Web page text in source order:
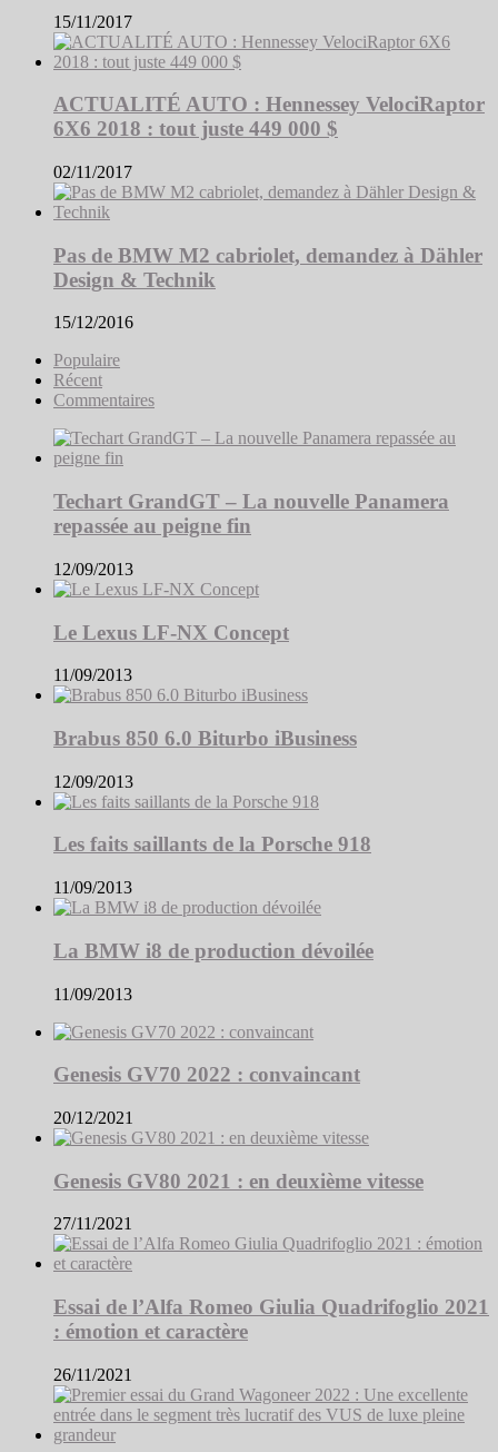
15/11/2017
ACTUALITÉ AUTO : Hennessey VelociRaptor
6X6 2018 : tout juste 449 000 $
02/11/2017
Pas de BMW M2 cabriolet, demandez à Dähler
Design & Technik
15/12/2016
Populaire
Récent
Commentaires
Techart GrandGT – La nouvelle Panamera
repassée au peigne fin
12/09/2013
Le Lexus LF-NX Concept
11/09/2013
Brabus 850 6.0 Biturbo iBusiness
12/09/2013
Les faits saillants de la Porsche 918
11/09/2013
La BMW i8 de production dévoilée
11/09/2013
Genesis GV70 2022 : convaincant
20/12/2021
Genesis GV80 2021 : en deuxième vitesse
27/11/2021
Essai de l’Alfa Romeo Giulia Quadrifoglio 2021
: émotion et caractère
26/11/2021